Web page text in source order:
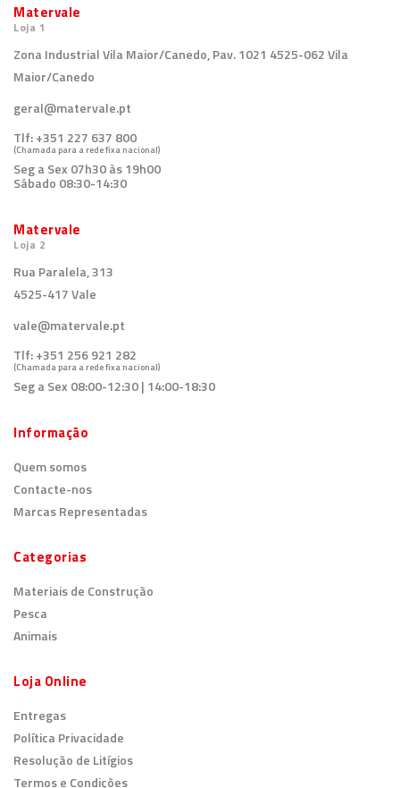
Matervale
Loja 1
Zona Industrial Vila Maior/Canedo, Pav. 1021 4525-062 Vila
Maior/Canedo
geral@matervale.pt
Tlf:+351 227 637 800
(Chamada para a rede fixa nacional)
Seg a Sex 07h30 às 19h00
Sábado 08:30-14:30
Matervale
Loja 2
Rua Paralela, 313
4525-417 Vale
vale@matervale.pt
Tlf:+351 256 921 282
(Chamada para a rede fixa nacional)
Seg a Sex 08:00-12:30 | 14:00-18:30
Informação
Quem somos
Contacte-nos
Marcas Representadas
Categorias
Materiais de Construção
Pesca
Animais
Loja Online
Entregas
Política Privacidade
Resolução de Litígios
Termos e Condições